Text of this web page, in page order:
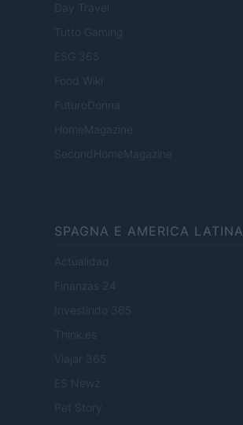
Day Travel
Tutto Gaming
ESG 365
Food Wiki
FuturoDonna
HomeMagazine
SecondHomeMagazine
SPAGNA E AMERICA LATINA
Actualidad
Finanzas 24
Investindo 365
Think.es
Viajar 365
ES Newz
Pet Story